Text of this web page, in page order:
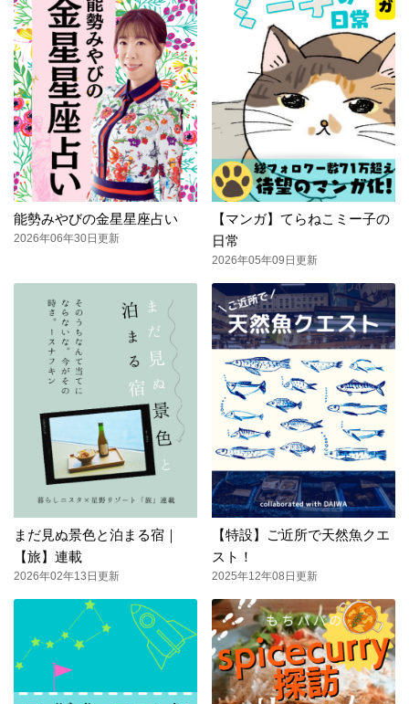
能勢みやびの金星星座占い
2026年06年30日更新
【マンガ】てらねこミー子の
日常
2026年05年09日更新
まだ見ぬ景色と泊まる宿｜
【旅】連載
2026年02年13日更新
【特設】ご近所で天然魚クエ
スト！
2025年12年08日更新